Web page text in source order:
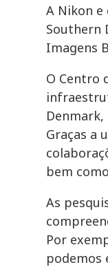
A Nikon e
Southern
Imagens
O Centro
Graças a
bem
As
Por
podemos